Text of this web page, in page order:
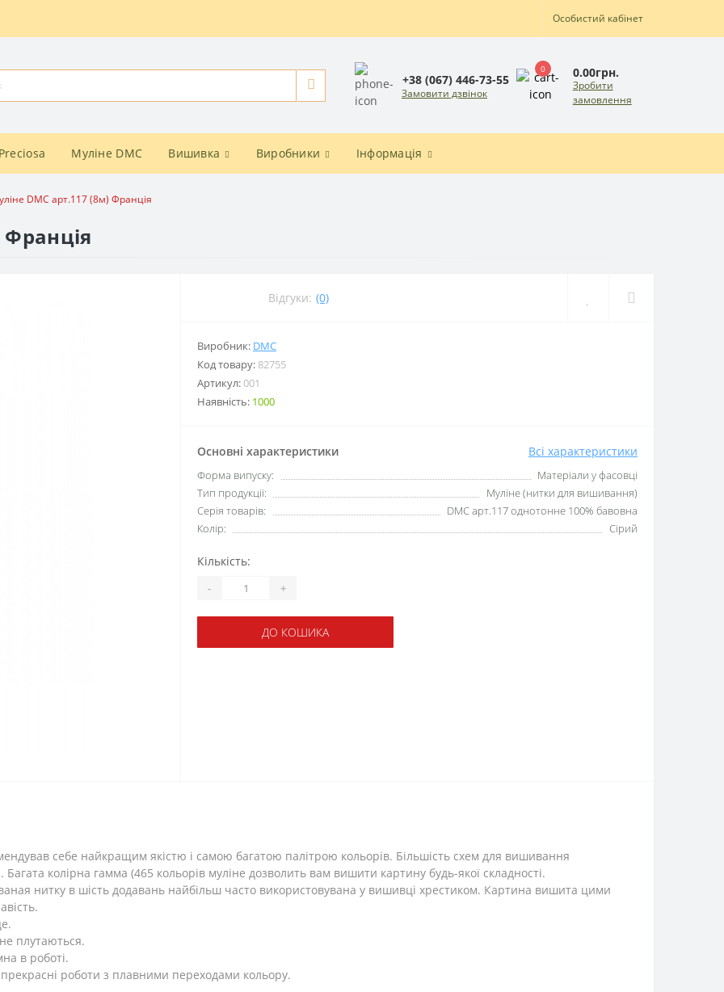
Особистий кабінет
+38 (067) 446-73-55
Замовити дзвінок
0 0.00грн.
Зробити
замовлення
Муліне DMC Вишивка Виробники Інформація
DMC арт.117 (8м) Франція
Франція
Відгуки: (0)
Виробник: DMC
Код товару: 82755
Артикул:001
Наявність: 1000
Основні характеристики Всі характеристики
Форма випуску:
Матеріали у фасовці
Тип продукції:
Муліне (нитки для вишивання)
Серія товарів:
DMC арт.117 однотонне 100% бавовна
Колір:
Сірий
Кількість:
- +
ДО КОШИКА
себе найкращим якістю і самою багатою палітрою кольорів. Більшість схем для вишивання
колірна гамма (465 кольорів муліне дозволить вам вишити картину будь-якої складності.
нитку в шість додавань найбільш часто використовувана у вишивці хрестиком. Картина вишита цими
плутаються.
в роботі.
роботи з плавними переходами кольору.